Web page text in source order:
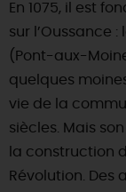
En 1075, il est
sur l’Oussance
(Pont-aux-
quelques
vie de la
siècles. Mais
la construction
Révolution. Des